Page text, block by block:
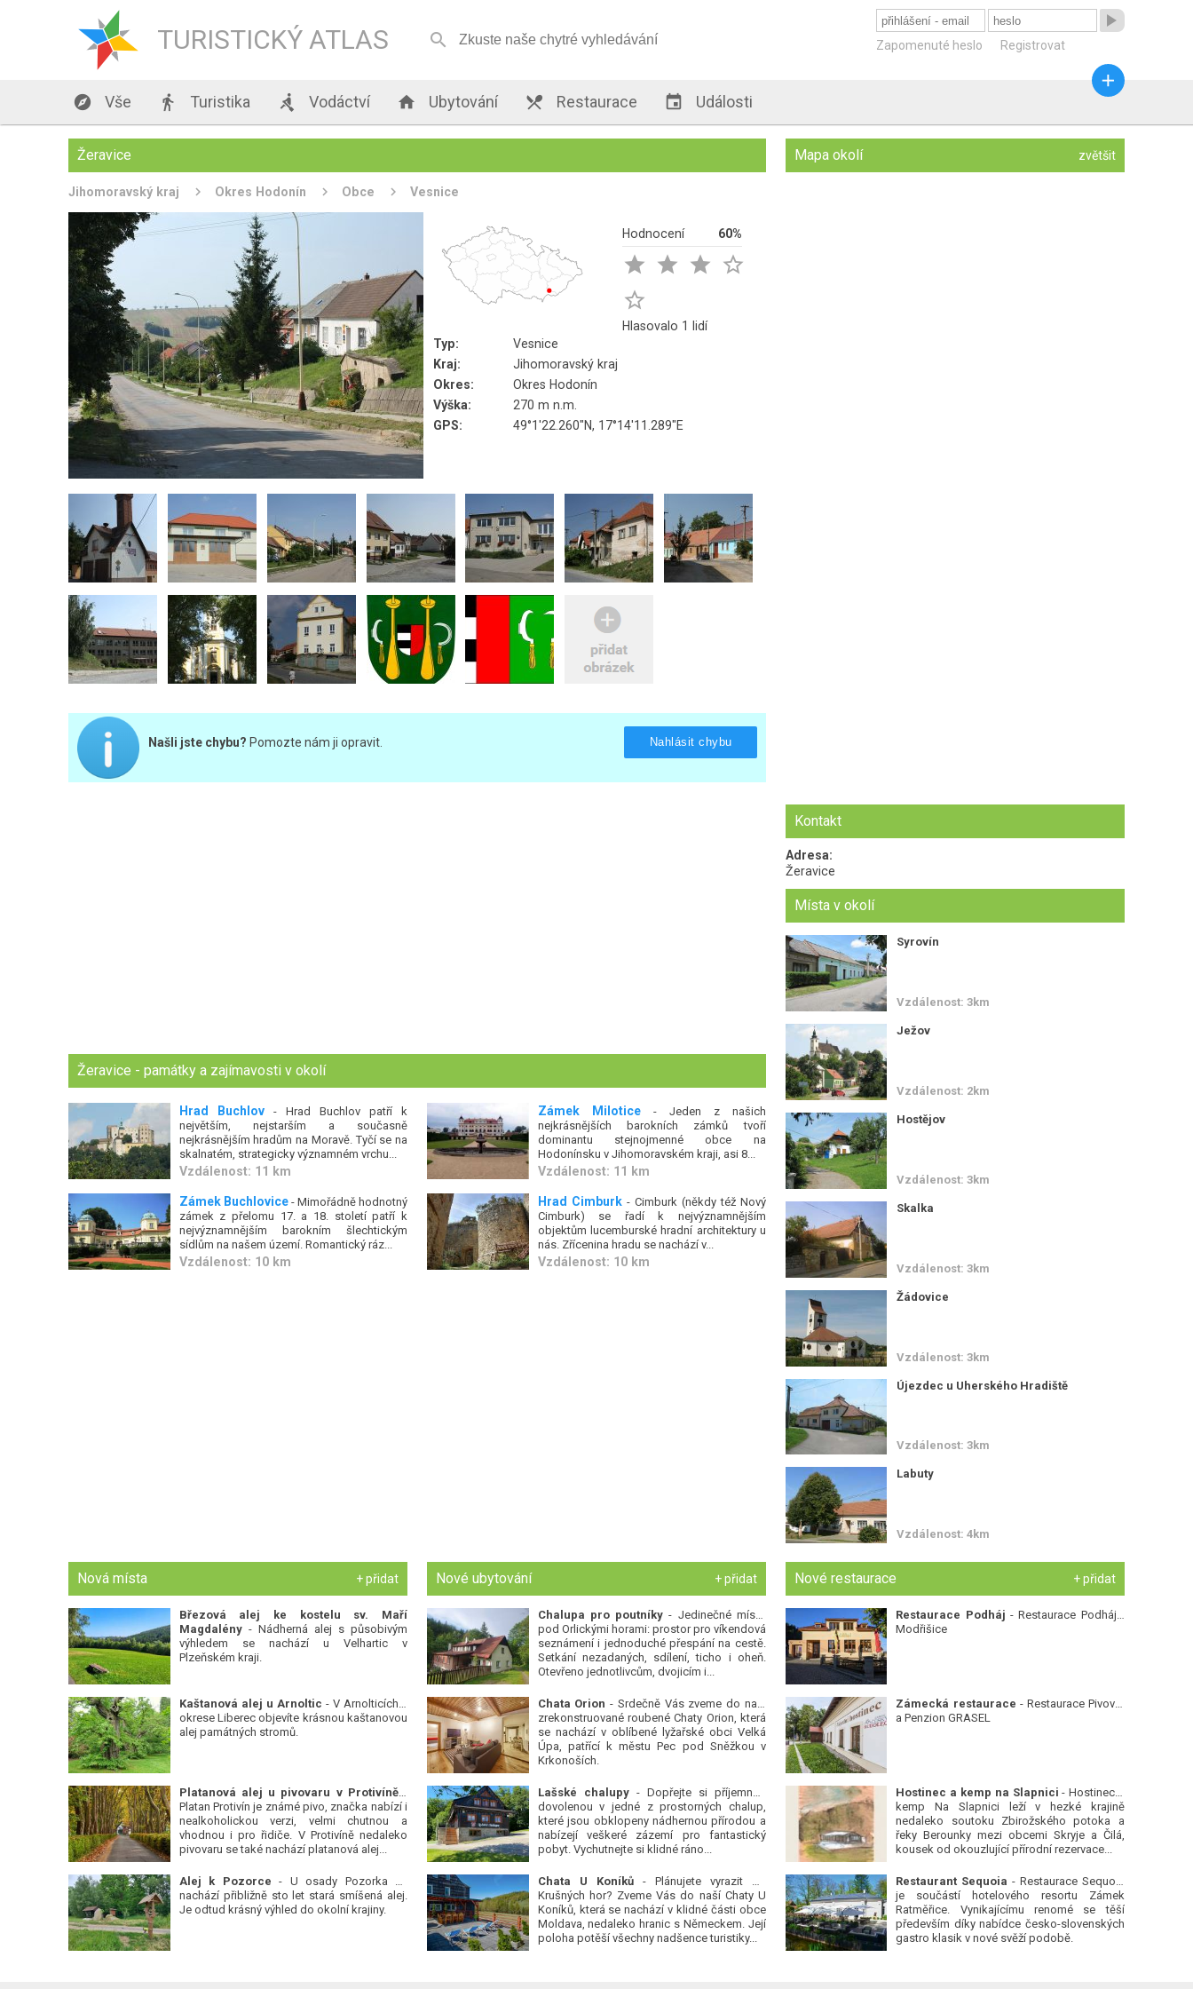
TURISTICKÝ ATLAS 

Zapomenuté heslo Registrovat
 Vše  Turistika  Vodáctví  Ubytování  Restaurace  Události

Žeravice
Jihomoravský kraj Okres Hodonín Obce Vesnice
Hodnocení 60%
   

Hlasovalo 1 lidí
Typ:
Vesnice
Kraj:
Jihomoravský kraj
Okres:
Okres Hodonín
Výška:
270 m n.m.
GPS:
49°1'22.260"N, 17°14'11.289"E
Našli jste chybu? Pomozte nám ji opravit. Nahlásit chybu
Žeravice - památky a zajímavosti v okolí
Hrad Buchlov- Hrad Buchlov patří k
největším, nejstarším a současně
nejkrásnějším hradům na Moravě. Tyčí se na
skalnatém, strategicky významném vrchu...
Vzdálenost: 11 km
Zámek Milotice- Jeden z našich
nejkrásnějších barokních zámků tvoří
dominantu stejnojmenné obce na
Hodonínsku v Jihomoravském kraji, asi 8...
Vzdálenost: 11 km
Zámek Buchlovice- Mimořádně hodnotný
zámek z přelomu 17. a 18. století patří k
nejvýznamnějším barokním šlechtickým
sídlům na našem území. Romantický ráz...
Vzdálenost: 10 km
Hrad Cimburk- Cimburk (někdy též Nový
Cimburk) se řadí k nejvýznamnějším
objektům lucemburské hradní architektury u
nás. Zřícenina hradu se nachází v...
Vzdálenost: 10 km
Mapa okolí zvětšit
Kontakt
Adresa:
Žeravice
Místa v okolí
Syrovín
Vzdálenost: 3km
Ježov
Vzdálenost: 2km
Hostějov
Vzdálenost: 3km
Skalka
Vzdálenost: 3km
Žádovice
Vzdálenost: 3km
Újezdec u Uherského Hradiště
Vzdálenost: 3km
Labuty
Vzdálenost: 4km
Nová místa + přidat
Březová alej ke kostelu sv. Maří
Magdalény- Nádherná alej s působivým
výhledem se nachází u Velhartic v
Plzeňském kraji.
Kaštanová alej u Arnoltic - V Arnolticích v
okrese Liberec objevíte krásnou kaštanovou
alej památných stromů.
Platanová alej u pivovaru v Protivíně
-
Platan Protivín je známé pivo, značka nabízí i
nealkoholickou verzi, velmi chutnou a
vhodnou i pro řidiče. V Protivíně nedaleko
pivovaru se také nachází platanová alej...
Alej k Pozorce - U osady Pozorka se
nachází přibližně sto let stará smíšená alej.
Je odtud krásný výhled do okolní krajiny.
Nové ubytování + přidat
Chalupa pro poutníky - Jedinečné místo
pod Orlickými horami: prostor pro víkendová
seznámení i jednoduché přespání na cestě.
Setkání nezadaných, sdílení, ticho i oheň.
Otevřeno jednotlivcům, dvojicím i...
Chata Orion - Srdečně Vás zveme do naší
zrekonstruované roubené Chaty Orion, která
se nachází v oblíbené lyžařské obci Velká
Úpa, patřící k městu Pec pod Sněžkou v
Krkonoších.
Lašské chalupy- Dopřejte si příjemnou
dovolenou v jedné z prostorných chalup,
které jsou obklopeny nádhernou přírodou a
nabízejí veškeré zázemí pro fantastický
pobyt. Vychutnejte si klidné ráno...
Chata U Koníků- Plánujete vyrazit do
Krušných hor? Zveme Vás do naší Chaty U
Koníků, která se nachází v klidné části obce
Moldava, nedaleko hranic s Německem. Její
poloha potěší všechny nadšence turistiky...
Nové restaurace + přidat
Restaurace Podháj - Restaurace Podháj -
Modřišice
Zámecká restaurace - Restaurace Pivovar
a Penzion GRASEL
Hostinec a kemp na Slapnici - Hostinec a
kemp Na Slapnici leží v hezké krajině
nedaleko soutoku Zbirožského potoka a
řeky Berounky mezi obcemi Skryje a Čilá,
kousek od okouzlující přírodní rezervace...
Restaurant Sequoia - Restaurace Sequoia
je součástí hotelového resortu Zámek
Ratměřice. Vynikajícímu renomé se těší
především díky nabídce česko-slovenských
gastro klasik v nové svěží podobě.